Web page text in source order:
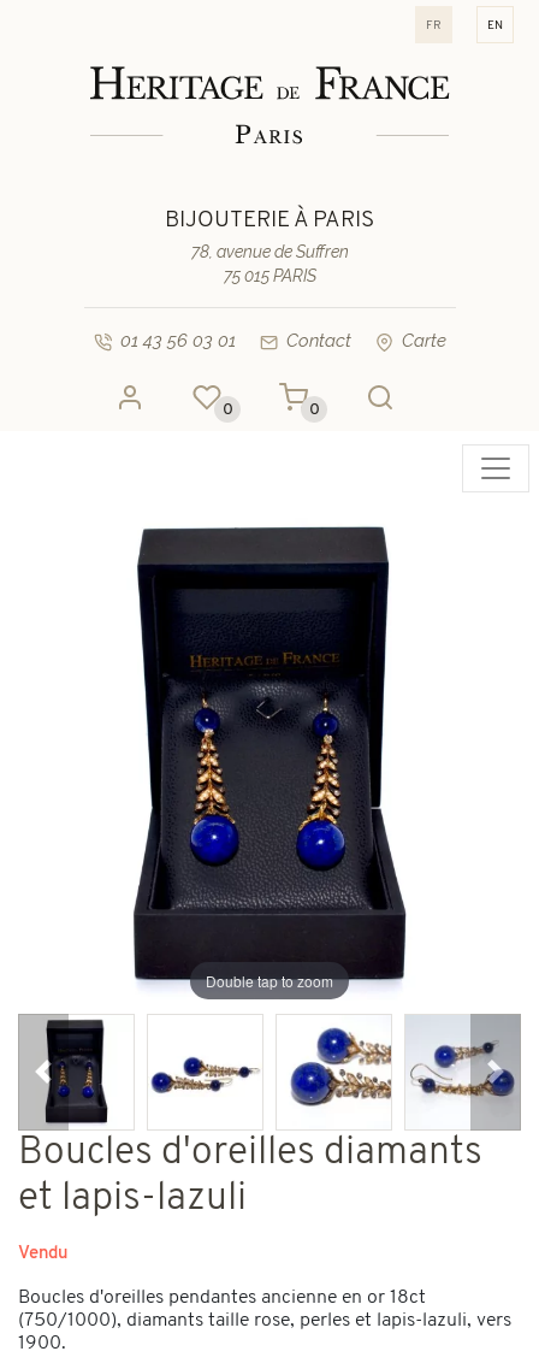
fr en
BIJOUTERIE À PARIS
78, avenue de Suffren
75 015 PARIS
01 43 56 03 01 Contact Carte
0 0
Double tap to zoom
Précédent
Boucles d'oreilles diamants
et lapis-lazuli
Vendu
Boucles d'oreilles pendantes ancienne en or 18ct
(750/1000), diamants taille rose, perles et lapis-lazuli, vers
1900.